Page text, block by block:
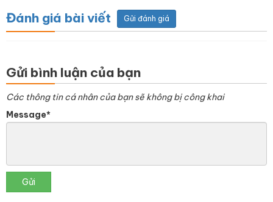
Đánh giá bài viết Gửi đánh giá
Gửi bình luận của bạn
Các thông tin cá nhân của bạn sẽ không bị công khai
Message*
Gửi